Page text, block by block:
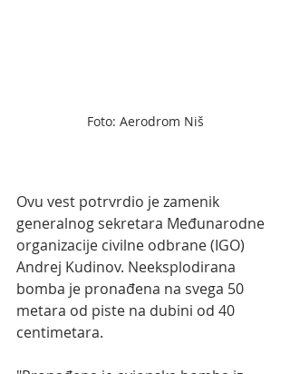
Foto: Aerodrom Niš
Ovu vest potrvrdio je zamenik
generalnog sekretara Međunarodne
organizacije civilne odbrane (IGO)
Andrej Kudinov. Neeksplodirana
bomba je pronađena na svega 50
metara od piste na dubini od 40
centimetara.